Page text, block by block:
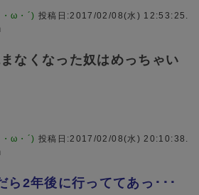
ω・´) 投稿日:2017/02/08(水) 12:53:25.
なくなった奴はめっちゃい
ω・´) 投稿日:2017/02/08(水) 20:10:38.
ら2年後に行っててあっ･･･